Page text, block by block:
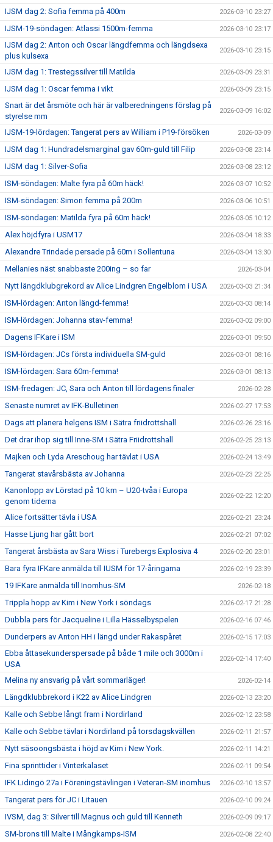
IJSM dag 2: Sofia femma på 400m 2026-03-10 23:27
IJSM-19-söndagen: Atlassi 1500m-femma 2026-03-10 23:17
IJSM dag 2: Anton och Oscar längdfemma och längdsexa
plus kulsexa
2026-03-10 23:15
IJSM dag 1: Trestegssilver till Matilda 2026-03-09 23:31
IJSM dag 1: Oscar femma i vikt 2026-03-09 23:15
Snart är det årsmöte och här är valberedningens förslag på
styrelse mm
2026-03-09 16:02
IJSM-19-lördagen: Tangerat pers av William i P19-försöken 2026-03-09
IJSM dag 1: Hundradelsmarginal gav 60m-guld till Filip 2026-03-08 23:14
IJSM dag 1: Silver-Sofia 2026-03-08 23:12
ISM-söndagen: Malte fyra på 60m häck! 2026-03-07 10:52
ISM-söndagen: Simon femma på 200m 2026-03-06 10:51
ISM-söndagen: Matilda fyra på 60m häck! 2026-03-05 10:12
Alex höjdfyra i USM17 2026-03-04 18:33
Alexandre Trindade persade på 60m i Sollentuna 2026-03-04 13:30
Mellanies näst snabbaste 200ing – so far 2026-03-04
Nytt längdklubgrekord av Alice Lindgren Engelblom i USA 2026-03-03 21:34
ISM-lördagen: Anton längd-femma! 2026-03-03 08:14
ISM-lördagen: Johanna stav-femma! 2026-03-02 09:00
Dagens IFKare i ISM 2026-03-01 09:50
ISM-lördagen: JCs första individuella SM-guld 2026-03-01 08:16
ISM-lördagen: Sara 60m-femma! 2026-03-01 08:13
ISM-fredagen: JC, Sara och Anton till lördagens finaler 2026-02-28
Senaste numret av IFK-Bulletinen 2026-02-27 17:53
Dags att planera helgens ISM i Sätra friidrottshall 2026-02-26 23:16
Det drar ihop sig till Inne-SM i Sätra Friidrottshall 2026-02-25 23:13
Majken och Lyda Areschoug har tävlat i USA 2026-02-24 13:49
Tangerat stavårsbästa av Johanna 2026-02-23 22:25
Kanonlopp av Lörstad på 10 km – U20-tvåa i Europa
genom tiderna
2026-02-22 12:20
Alice fortsätter tävla i USA 2026-02-21 23:24
Hasse Ljung har gått bort 2026-02-21 07:02
Tangerat årsbästa av Sara Wiss i Turebergs Explosiva 4 2026-02-20 23:01
Bara fyra IFKare anmälda till IUSM för 17-åringarna 2026-02-19 23:39
19 IFKare anmälda till Inomhus-SM 2026-02-18
Trippla hopp av Kim i New York i söndags 2026-02-17 21:28
Dubbla pers för Jacqueline i Lilla Hässelbyspelen 2026-02-16 07:46
Dunderpers av Anton HH i längd under Rakaspåret 2026-02-15 17:03
Ebba åttasekunderspersade på både 1 mile och 3000m i
USA
2026-02-14 17:40
Melina ny ansvarig på vårt sommarläger! 2026-02-14
Längdklubbrekord i K22 av Alice Lindgren 2026-02-13 23:20
Kalle och Sebbe långt fram i Nordirland 2026-02-12 23:58
Kalle och Sebbe tävlar i Nordirland på torsdagskvällen 2026-02-11 21:57
Nytt säsoongsbästa i höjd av Kim i New York. 2026-02-11 14:21
Fina sprinttider i Vinterkalaset 2026-02-11 09:54
IFK Lidingö 27a i Föreningstävlingen i Veteran-SM inomhus 2026-02-10 13:57
Tangerat pers för JC i Litauen 2026-02-10 09:24
IVSM, dag 3: Silver till Magnus och guld till Kenneth 2026-02-09 09:17
SM-brons till Malte i Mångkamps-ISM 2026-02-08 22:40